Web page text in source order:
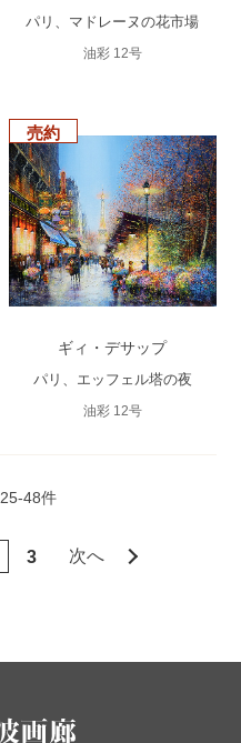
パリ、マドレーヌの花市場
油彩 12号
売約
ギィ・デサップ
パリ、エッフェル塔の夜
油彩 12号
25-48件
3 次へ